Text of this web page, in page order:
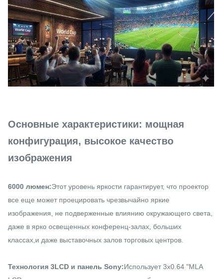
Основные характеристики: мощная
конфигурация, высокое качество
изображения
6000 люмен:Этот уровень яркости гарантирует, что проектор
все еще может проецировать чрезвычайно яркие
изображения, не подверженные влиянию окружающего света,
даже в ярко освещенных конференц-залах, больших
классах,и даже выставочных залов торговых центров.
Технология 3LCD и панель Sony:Использует 3x0.64 "MLA